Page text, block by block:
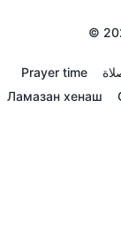
©
Prayer time
Ламазан хенаш